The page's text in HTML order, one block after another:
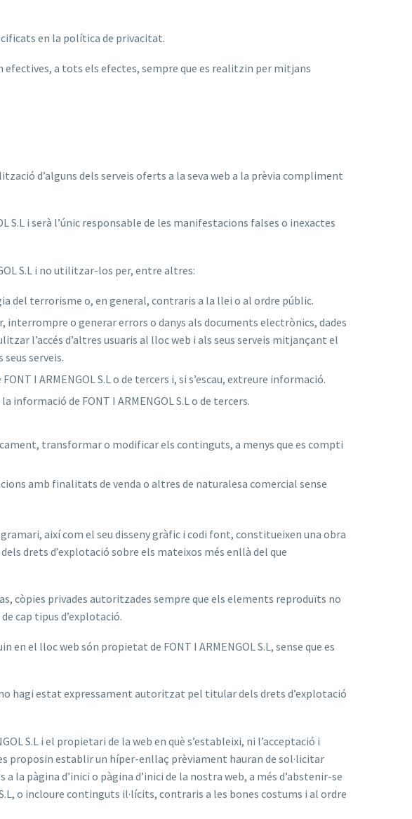
en la política de privacitat.
efectives, a tots els efectes, sempre que es realitzin per mitjans
d’alguns dels serveis oferts a la seva web a la prèvia compliment
i serà l’únic responsable de les manifestacions falses o inexactes
S.L i no utilitzar-los per, entre altres:
del terrorisme o, en general, contraris a la llei o al ordre públic.
o generar errors o danys als documents electrònics, dades
l’accés d’altres usuaris al lloc web i als seus serveis mitjançant el
serveis.
I ARMENGOL S.L o de tercers i, si s’escau, extreure informació.
de FONT I ARMENGOL S.L o de tercers.
transformar o modificar els continguts, a menys que es compti
amb finalitats de venda o altres de naturalesa comercial sense
així com el seu disseny gràfic i codi font, constitueixen una obra
drets d’explotació sobre els mateixos més enllà del que
còpies privades autoritzades sempre que els elements reproduïts no
cap tipus d’explotació.
el lloc web són propietat de FONT I ARMENGOL S.L, sense que es
hagi estat expressament autoritzat pel titular dels drets d’explotació
S.L i el propietari de la web en què s’estableixi, ni l’acceptació i
proposin establir un híper-enllaç prèviament hauran de sol·licitar
la pàgina d’inici o pàgina d’inici de la nostra web, a més d’abstenir-se
o incloure continguts il·lícits, contraris a les bones costums i al ordre